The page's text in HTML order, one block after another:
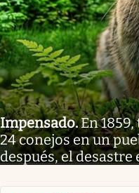
Impensado.En
24 conejos en un
después, el